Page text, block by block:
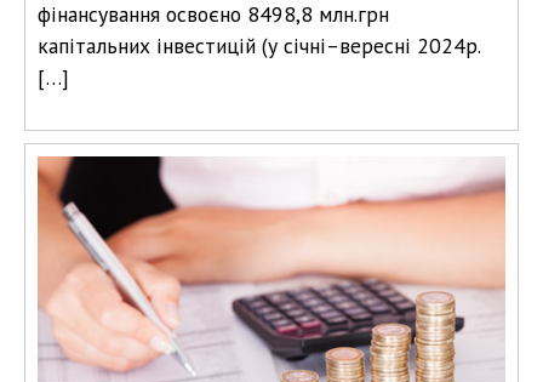
фінансування освоєно 8498,8 млн.грн
капітальних інвестицій (у січні–вересні 2024р.
[…]